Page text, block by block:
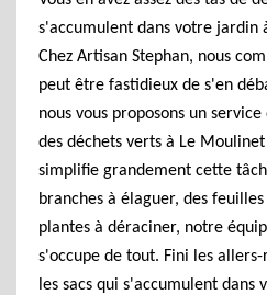
s'accumulent dans votre jardin
Chez Artisan Stephan, nous
peut être fastidieux de s'en
nous vous proposons un
des déchets verts à Le
simplifie grandement cette
branches à élaguer, des
plantes à déraciner, notre
s'occupe de tout. Fini les
les sacs qui s'accumulent dans